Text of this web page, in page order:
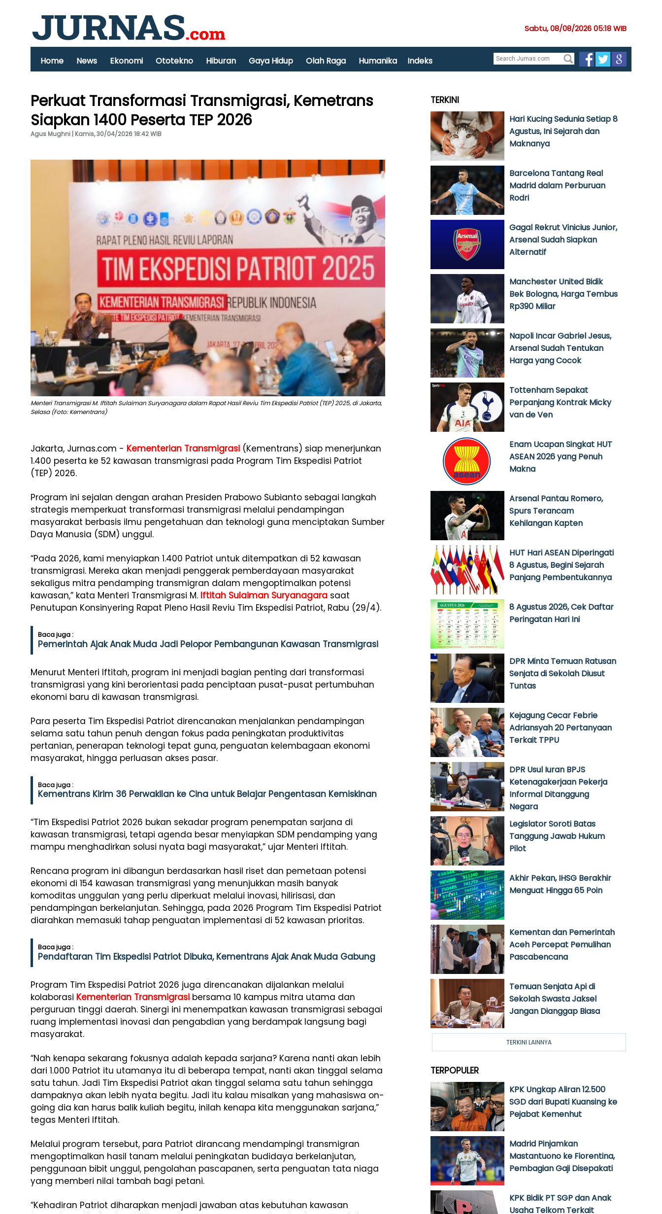
Sabtu, 08/08/2026 05:18 WIB
Home News Ekonomi Ototekno Hiburan Gaya Hidup Olah Raga Humanika Indeks
Perkuat Transformasi Transmigrasi, Kemetrans
Siapkan 1400 Peserta TEP 2026
Agus Mughni | Kamis, 30/04/2026 18:42 WIB
Menteri Transmigrasi M. Iftitah Sulaiman Suryanagara dalam Rapat Hasil Reviu Tim Ekspedisi Patriot (TEP) 2025, di Jakarta,
Selasa (Foto: Kementrans)
Jakarta, Jurnas.com - Kementerian Transmigrasi (Kementrans) siap menerjunkan
1.400 peserta ke 52 kawasan transmigrasi pada Program Tim Ekspedisi Patriot
(TEP) 2026.
Program ini sejalan dengan arahan Presiden Prabowo Subianto sebagai langkah
strategis memperkuat transformasi transmigrasi melalui pendampingan
masyarakat berbasis ilmu pengetahuan dan teknologi guna menciptakan Sumber
Daya Manusia (SDM) unggul.
“Pada 2026, kami menyiapkan 1.400 Patriot untuk ditempatkan di 52 kawasan
transmigrasi. Mereka akan menjadi penggerak pemberdayaan masyarakat
sekaligus mitra pendamping transmigran dalam mengoptimalkan potensi
kawasan,” kata Menteri Transmigrasi M. Iftitah Sulaiman Suryanagara saat
Penutupan Konsinyering Rapat Pleno Hasil Reviu Tim Ekspedisi Patriot, Rabu (29/4).
Baca juga :
Pemerintah Ajak Anak Muda Jadi Pelopor Pembangunan Kawasan Transmigrasi
Menurut Menteri Iftitah, program ini menjadi bagian penting dari transformasi
transmigrasi yang kini berorientasi pada penciptaan pusat-pusat pertumbuhan
ekonomi baru di kawasan transmigrasi.
Para peserta Tim Ekspedisi Patriot direncanakan menjalankan pendampingan
selama satu tahun penuh dengan fokus pada peningkatan produktivitas
pertanian, penerapan teknologi tepat guna, penguatan kelembagaan ekonomi
masyarakat, hingga perluasan akses pasar.
Baca juga :
Kementrans Kirim 36 Perwakilan ke Cina untuk Belajar Pengentasan Kemiskinan
“Tim Ekspedisi Patriot 2026 bukan sekadar program penempatan sarjana di
kawasan transmigrasi, tetapi agenda besar menyiapkan SDM pendamping yang
mampu menghadirkan solusi nyata bagi masyarakat,” ujar Menteri Iftitah.
Rencana program ini dibangun berdasarkan hasil riset dan pemetaan potensi
ekonomi di 154 kawasan transmigrasi yang menunjukkan masih banyak
komoditas unggulan yang perlu diperkuat melalui inovasi, hilirisasi, dan
pendampingan berkelanjutan. Sehingga, pada 2026 Program Tim Ekspedisi Patriot
diarahkan memasuki tahap penguatan implementasi di 52 kawasan prioritas.
Baca juga :
Pendaftaran Tim Ekspedisi Patriot Dibuka, Kementrans Ajak Anak Muda Gabung
Program Tim Ekspedisi Patriot 2026 juga direncanakan dijalankan melalui
kolaborasi Kementerian Transmigrasi bersama 10 kampus mitra utama dan
perguruan tinggi daerah. Sinergi ini menempatkan kawasan transmigrasi sebagai
ruang implementasi inovasi dan pengabdian yang berdampak langsung bagi
masyarakat.
“Nah kenapa sekarang fokusnya adalah kepada sarjana? Karena nanti akan lebih
dari 1.000 Patriot itu utamanya itu di beberapa tempat, nanti akan tinggal selama
satu tahun. Jadi Tim Ekspedisi Patriot akan tinggal selama satu tahun sehingga
dampaknya akan lebih nyata begitu. Jadi itu kalau misalkan yang mahasiswa on-
going dia kan harus balik kuliah begitu, inilah kenapa kita menggunakan sarjana,”
tegas Menteri Iftitah.
Melalui program tersebut, para Patriot dirancang mendampingi transmigran
mengoptimalkan hasil tanam melalui peningkatan budidaya berkelanjutan,
penggunaan bibit unggul, pengolahan pascapanen, serta penguatan tata niaga
yang memberi nilai tambah bagi petani.
“Kehadiran Patriot diharapkan menjadi jawaban atas kebutuhan kawasan
TERKINI
Hari Kucing Sedunia Setiap 8
Agustus, Ini Sejarah dan
Maknanya
Barcelona Tantang Real
Madrid dalam Perburuan
Rodri
Gagal Rekrut Vinicius Junior,
Arsenal Sudah Siapkan
Alternatif
Manchester United Bidik
Bek Bologna, Harga Tembus
Rp390 Miliar
Napoli Incar Gabriel Jesus,
Arsenal Sudah Tentukan
Harga yang Cocok
Tottenham Sepakat
Perpanjang Kontrak Micky
van de Ven
Enam Ucapan Singkat HUT
ASEAN 2026 yang Penuh
Makna
Arsenal Pantau Romero,
Spurs Terancam
Kehilangan Kapten
HUT Hari ASEAN Diperingati
8 Agustus, Begini Sejarah
Panjang Pembentukannya
8 Agustus 2026, Cek Daftar
Peringatan Hari Ini
DPR Minta Temuan Ratusan
Senjata di Sekolah Diusut
Tuntas
Kejagung Cecar Febrie
Adriansyah 20 Pertanyaan
Terkait TPPU
DPR Usul Iuran BPJS
Ketenagakerjaan Pekerja
Informal Ditanggung
Negara
Legislator Soroti Batas
Tanggung Jawab Hukum
Pilot
Akhir Pekan, IHSG Berakhir
Menguat Hingga 65 Poin
Kementan dan Pemerintah
Aceh Percepat Pemulihan
Pascabencana
Temuan Senjata Api di
Sekolah Swasta Jaksel
Jangan Dianggap Biasa
TERKINI LAINNYA
TERPOPULER
KPK Ungkap Aliran 12.500
SGD dari Bupati Kuansing ke
Pejabat Kemenhut
Madrid Pinjamkan
Mastantuono ke Fiorentina,
Pembagian Gaji Disepakati
KPK Bidik PT SGP dan Anak
Usaha Telkom Terkait